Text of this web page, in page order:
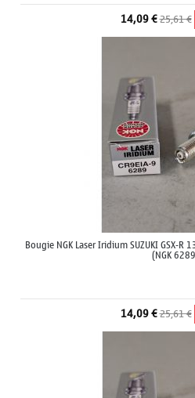
14,09 €25,61 €
Bougie NGK Laser Iridium SUZUKI GSX-R
(NGK
14,09 €25,61 €